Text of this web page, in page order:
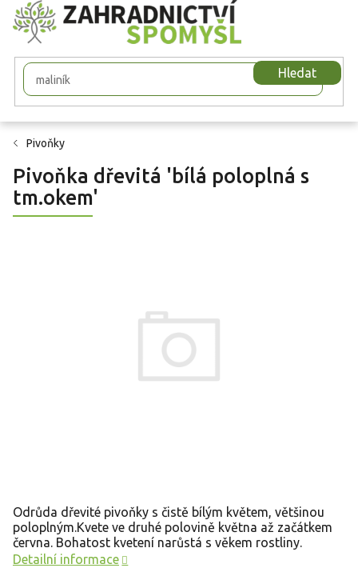
Přejít
na
obsah
Hledat
Pivoňky
Pivoňka dřevitá 'bílá poloplná s
tm.okem'
Odrůda dřevité pivoňky s čistě bílým květem, většinou
poloplným.Kvete ve druhé polovině května až začátkem
června. Bohatost kvetení narůstá s věkem rostliny.
Detailní informace